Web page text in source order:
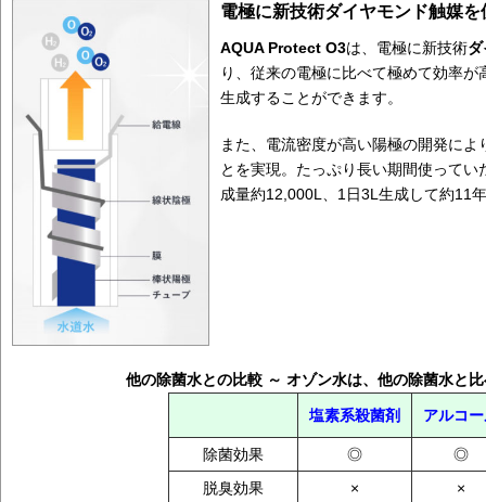
電極に新技術ダイヤモンド触媒を
AQUA Protect O3は、電極に新技術
り、従来の電極に比べて極めて効率
生成することができます。
また、電流密度が高い陽極の開発に
とを実現。たっぷり長い期間使って
成量約12,000L、1日3L生成して約11
他の除菌水との比較 ～ オゾン水は、他の除菌水と
塩素系殺菌剤 アルコ
除菌効果 ◎
◎
脱臭効果
×
×